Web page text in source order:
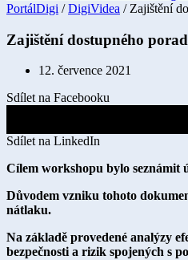
PortálDigi /DigiVidea / Zajištění
Zajištění dostupného
12. července 2021
Sdílet na Facebooku
Sdílet na LinkedIn
Cílem workshopu bylo seznámit
Důvodem vzniku tohoto
nátlaku.
Na základě provedené analýzy
bezpečnosti a rizik spojených s